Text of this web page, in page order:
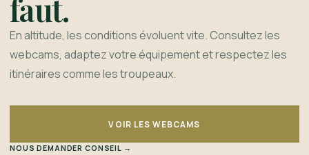
faut.
En altitude, les conditions évoluent vite. Consultez les
webcams, adaptez votre équipement et respectez les
itinéraires comme les troupeaux.
VOIR LES WEBCAMS
NOUS DEMANDER CONSEIL →